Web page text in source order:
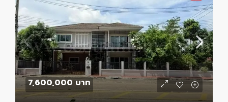
7,600,000 บาท